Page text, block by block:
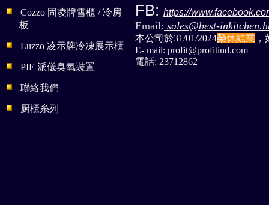
Cozzo 固凌牌雪櫃 / 冷房
板
Luzzo 凌示牌冷凍展示櫃
PIE 派儀臭氧裝置
聯絡我們
厨櫃糸列
FB: https://
Email: sales@best-
本公司於31/01/2024榮休結業
E- mail: profit@profitind.com
電話: 23712862